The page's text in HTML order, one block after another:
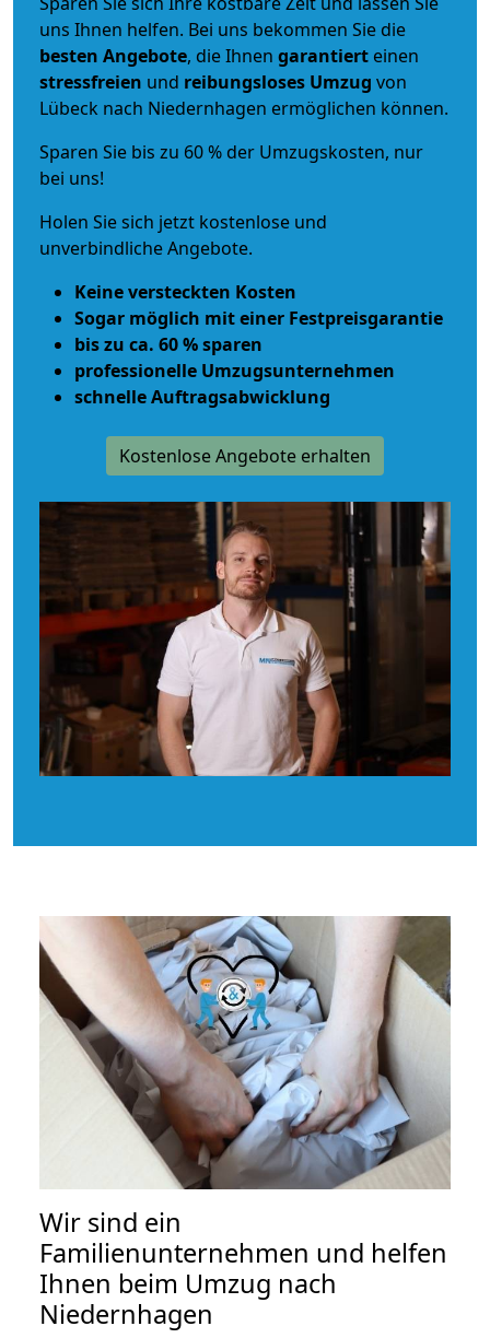
uns Ihnen helfen. Bei uns bekommen Sie die
besten Angebote, die Ihnen garantiert einen
stressfreien und reibungsloses Umzug von
Lübeck nach Niedernhagen ermöglichen können.
Sparen Sie bis zu 60 % der Umzugskosten, nur
bei uns!
Holen Sie sich jetzt kostenlose und
unverbindliche Angebote.
Keine versteckten Kosten
Sogar möglich mit einer Festpreisgarantie
bis zu ca. 60 % sparen
professionelle Umzugsunternehmen
schnelle Auftragsabwicklung
Kostenlose Angebote erhalten
Wir sind ein
Familienunternehmen und helfen
Ihnen beim Umzug nach
Niedernhagen